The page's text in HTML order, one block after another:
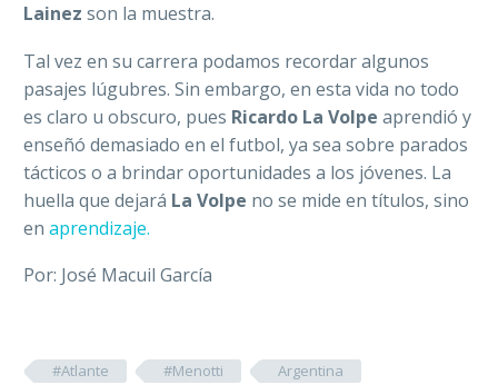
Lainez son la muestra.
Tal vez en su carrera podamos recordar algunos
pasajes lúgubres. Sin embargo, en esta vida no todo
es claro u obscuro, pues Ricardo La Volpe aprendió y
enseñó demasiado en el futbol, ya sea sobre parados
tácticos o a brindar oportunidades a los jóvenes. La
huella que dejará La Volpe no se mide en títulos, sino
en aprendizaje.
Por: José Macuil García
#Atlante #Menotti
Argentina